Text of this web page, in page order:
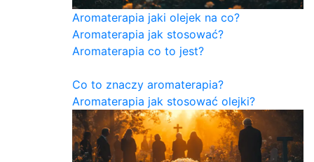
Aromaterapia jaki olejek na co?
Aromaterapia jak stosować?
Aromaterapia co to jest?
Co to znaczy aromaterapia?
Aromaterapia jak stosować olejki?